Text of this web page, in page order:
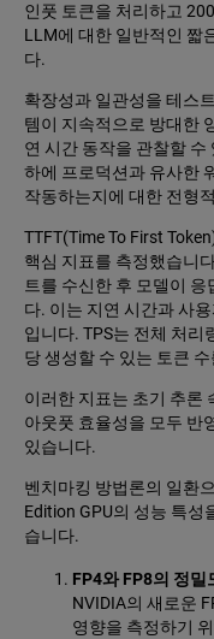
인풋 토큰을 처리하고
LLM에 대한 일반적인 짧
다.
확장성과 일관성을 테스
템이 지속적으로 방대한
연 시간 동작을 관찰할
하에 프로덕션과 유사한
작동하는지에 대한 전형
TTFT(Time To First
핵심 지표를 측정했습니
트를 수신한 후 모델이
다. 이는 지연 시간과 사
입니다. TPS는 전체 처리
당 생성할 수 있는 토큰
이러한 지표는 초기 추론
아웃풋 효율성을 모두 반
있습니다.
벤치마킹 방법론의 일환
Edition GPU의 성능 특성
습니다.
FP4와 FP8의 정밀
NVIDIA의 새로운
영향을 측정하기